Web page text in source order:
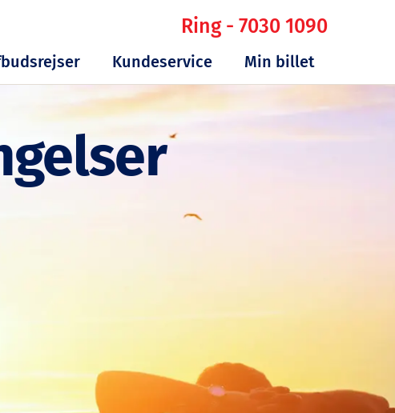
Kundeservice Min billet
Ring - 7030 1090